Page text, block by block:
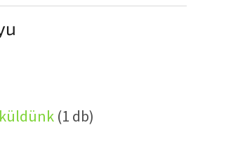
(1 db)